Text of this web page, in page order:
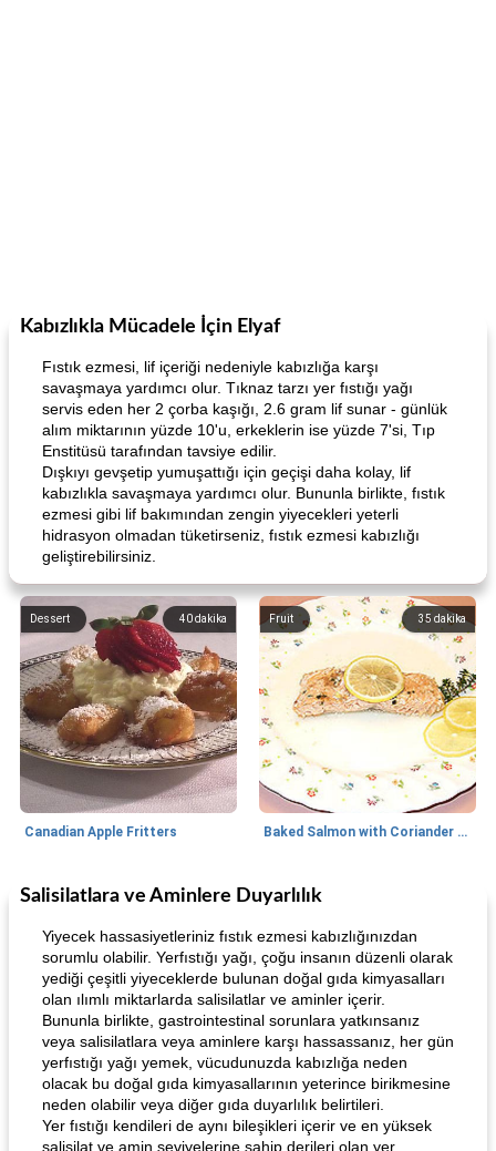
Kabızlıkla Mücadele İçin Elyaf
Fıstık ezmesi, lif içeriği nedeniyle kabızlığa karşı
savaşmaya yardımcı olur. Tıknaz tarzı yer fıstığı yağı
servis eden her 2 çorba kaşığı, 2.6 gram lif sunar - günlük
alım miktarının yüzde 10'u, erkeklerin ise yüzde 7'si, Tıp
Enstitüsü tarafından tavsiye edilir.
Dışkıyı gevşetip yumuşattığı için geçişi daha kolay, lif
kabızlıkla savaşmaya yardımcı olur. Bununla birlikte, fıstık
ezmesi gibi lif bakımından zengin yiyecekleri yeterli
hidrasyon olmadan tüketirseniz, fıstık ezmesi kabızlığı
geliştirebilirsiniz.
40dakika
Dessert
Canadian Apple Fritters
35 dakika
Fruit
Baked Salmon with Coriander and Thyme
65dakika
Boneless Chicken Recipes
Curry Chicken Dinner
Candy
Mexican Cream (Fudge)
Salisilatlara ve Aminlere Duyarlılık
Yiyecek hassasiyetleriniz fıstık ezmesi kabızlığınızdan
sorumlu olabilir. Yerfıstığı yağı, çoğu insanın düzenli olarak
yediği çeşitli yiyeceklerde bulunan doğal gıda kimyasalları
olan ılımlı miktarlarda salisilatlar ve aminler içerir.
Bununla birlikte, gastrointestinal sorunlara yatkınsanız
veya salisilatlara veya aminlere karşı hassassanız, her gün
yerfıstığı yağı yemek, vücudunuzda kabızlığa neden
olacak bu doğal gıda kimyasallarının yeterince birikmesine
neden olabilir veya diğer gıda duyarlılık belirtileri.
Yer fıstığı kendileri de aynı bileşikleri içerir ve en yüksek
salisilat ve amin seviyelerine sahip derileri olan yer